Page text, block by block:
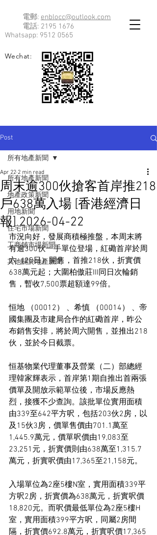
電郵: enblocc@outlook.com
電話: 2195 1676
Whatsapp: 9512 0565
Wechat:
Post
所有地產新聞
地產政策新聞
用地新聞
住宅市場新聞
工商舖市場新聞
其他關於地產新聞
所有地產新聞
周末逾300伙搶客首岸推218
戶638萬入場 [香港經濟日
報] 2026-04-22
Apr 22 2 min read
市況向好，發展商積極推盤，本周末將
有逾300伙一手單位登場，紅磡首岸於周
六（25日）開售，首推218伙，折實價
638萬元起；大圍柏傲莊III同日次輪銷
售，暫收7,500票超額達99倍。
恒地 （00012） 、希慎 （00014） 、帝
國集團及市建局合作的紅磡首岸，昨公
布銷售安排，將於周六開售，並推出218
伙，並於今日截票。
恒基物業代理董事及營業（二）部總經
理韓家輝表示，首岸第1期自推出首兩張
價單及開放示範單位後，市場反應熱
烈，接獲不少查詢。該批單位實用面積
由339至642平方呎，包括203伙2房，以
及15伙3房，價單售價由701.1萬至
1,445.9萬元，價單呎價由19,083至
23,251元，折實價則由638萬至1,315.7
萬元，折實呎價由17,365至21,158元。
入場單位為2座5樓N室，實用面積339平
方呎2房，折實價為638萬元，折實呎價
18,820元。而呎價最低單位為2座5樓H
室，實用面積399平方呎，同屬2房間
隔，折實價692.8萬元，折實呎價17,365